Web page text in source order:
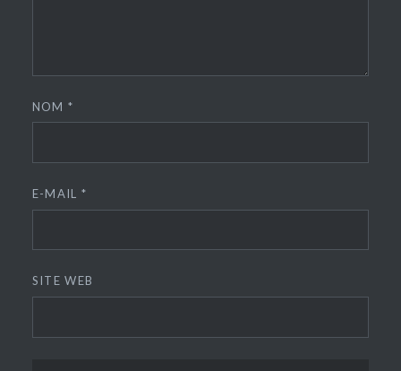
NOM*
E-MAIL *
SITE WEB